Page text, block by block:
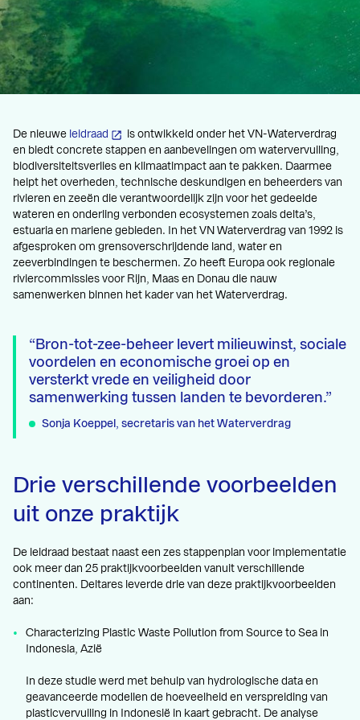
De nieuwe leidraad
is ontwikkeld onder het VN-Waterverdrag
en biedt concrete stappen en aanbevelingen om watervervuiling,
biodiversiteitsverlies en klimaatimpact aan te pakken. Daarmee
helpt het overheden, technische deskundigen en beheerders van
rivieren en zeeën die verantwoordelijk zijn voor het gedeelde
wateren en onderling verbonden ecosystemen zoals delta’s,
estuaria en mariene gebieden. In het VN Waterverdrag van 1992 is
afgesproken om grensoverschrijdende land, water en
zeeverbindingen te beschermen. Zo heeft Europa ook regionale
riviercommissies voor Rijn, Maas en Donau die nauw
samenwerken binnen het kader van het Waterverdrag.
Bron-tot-zee-beheer levert milieuwinst, sociale
voordelen en economische groei op en
versterkt vrede en veiligheid door
samenwerking tussen landen te bevorderen.
Sonja Koeppel, secretaris van het Waterverdrag
Drie verschillende voorbeelden
uit onze praktijk
De leidraad bestaat naast een zes stappenplan voor implementatie
ook meer dan 25 praktijkvoorbeelden vanuit verschillende
continenten. Deltares leverde drie van deze praktijkvoorbeelden
aan:
Characterizing Plastic Waste Pollution from Source to Sea in
Indonesia, Azië
In deze studie werd met behulp van hydrologische data en
geavanceerde modellen de hoeveelheid en verspreiding van
plasticvervuiling in Indonesië in kaart gebracht. De analyse